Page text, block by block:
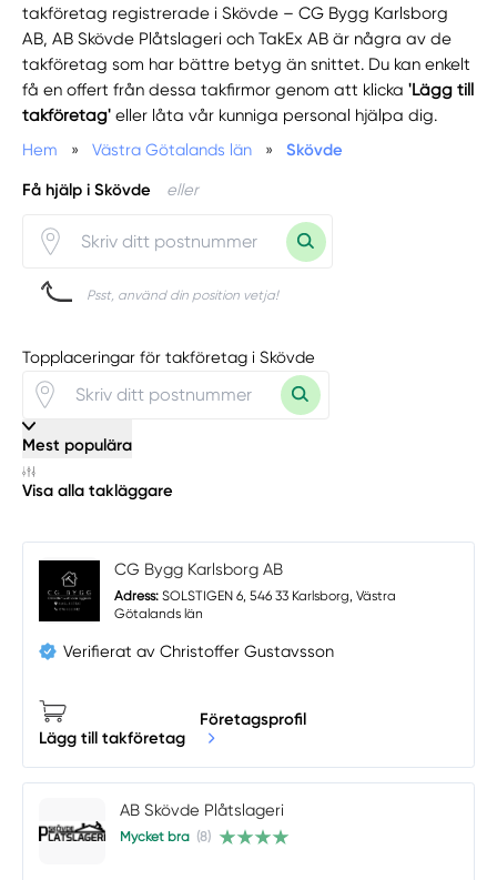
takföretag registrerade i Skövde – CG Bygg Karlsborg
AB, AB Skövde Plåtslageri och TakEx AB är några av de
takföretag som har bättre betyg än snittet. Du kan enkelt
få en offert från dessa takfirmor genom att klicka'Lägg till
takföretag' eller låta vår kunniga personal hjälpa dig.
Hem
» Västra Götalands län » Skövde
Få hjälp i Skövde eller
Psst, använd din position vetja!
Topplaceringar för takföretag i Skövde
Mest populära
Visa alla takläggare
CG Bygg Karlsborg AB
Adress: SOLSTIGEN 6, 546 33 Karlsborg, Västra
Götalands län
Verifierat av Christoffer Gustavsson
Lägg till takföretag
Företagsprofil
AB Skövde Plåtslageri
Mycket bra (8)